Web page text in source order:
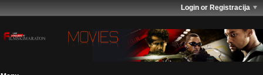
Login or Registracija